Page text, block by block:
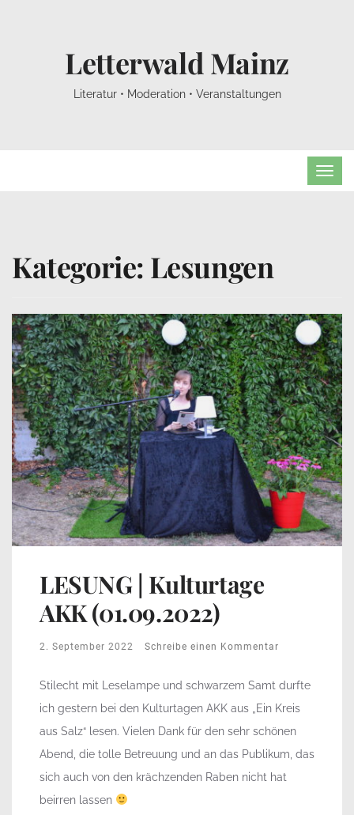
Letterwald Mainz
Literatur • Moderation • Veranstaltungen
Kategorie: Lesungen
LESUNG | Kulturtage
AKK (01.09.2022)
2. September 2022 Schreibe einen Kommentar
Stilecht mit Leselampe und schwarzem Samt durfte
ich gestern bei den Kulturtagen AKK aus „Ein Kreis
aus Salz“ lesen. Vielen Dank für den sehr schönen
Abend, die tolle Betreuung und an das Publikum, das
sich auch von den krächzenden Raben nicht hat
beirren lassen